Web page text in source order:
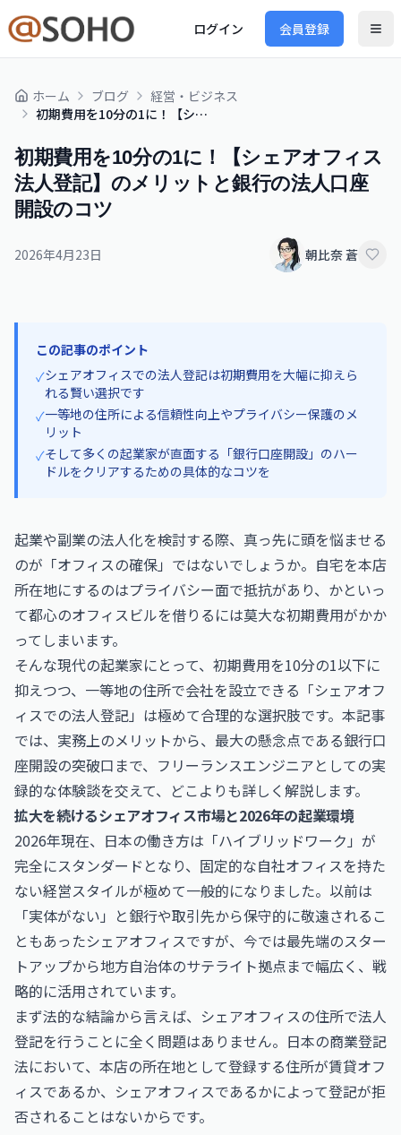
ログイン 会員登録
ホーム ブログ
経営・ビジネス
初期費用を10分の1に！【シェアオフィス法人登記】のメリットと銀行の法人口座開設のコツ
初期費用を10分の1に！【シェアオフィス
法人登記】のメリットと銀行の法人口座
開設のコツ
2026年4月23日 朝比奈 蒼
この記事のポイント
✓シェアオフィスでの法人登記は初期費用を大幅に抑えら
れる賢い選択です
✓一等地の住所による信頼性向上やプライバシー保護のメ
リット
✓そして多くの起業家が直面する「銀行口座開設」のハー
ドルをクリアするための具体的なコツを
起業や副業の法人化を検討する際、真っ先に頭を悩ませる
のが「オフィスの確保」ではないでしょうか。自宅を本店
所在地にするのはプライバシー面で抵抗があり、かといっ
て都心のオフィスビルを借りるには莫大な初期費用がかか
ってしまいます。
そんな現代の起業家にとって、初期費用を10分の1以下に
抑えつつ、一等地の住所で会社を設立できる「シェアオフ
ィスでの法人登記」は極めて合理的な選択肢です。本記事
では、実務上のメリットから、最大の懸念点である銀行口
座開設の突破口まで、フリーランスエンジニアとしての実
録的な体験談を交えて、どこよりも詳しく解説します。
拡大を続けるシェアオフィス市場と2026年の起業環境
2026年現在、日本の働き方は「ハイブリッドワーク」が
完全にスタンダードとなり、固定的な自社オフィスを持た
ない経営スタイルが極めて一般的になりました。以前は
「実体がない」と銀行や取引先から保守的に敬遠されるこ
ともあったシェアオフィスですが、今では最先端のスター
トアップから地方自治体のサテライト拠点まで幅広く、戦
略的に活用されています。
まず法的な結論から言えば、シェアオフィスの住所で法人
登記を行うことに全く問題はありません。日本の商業登記
法において、本店の所在地として登録する住所が賃貸オフ
ィスであるか、シェアオフィスであるかによって登記が拒
否されることはないからです。